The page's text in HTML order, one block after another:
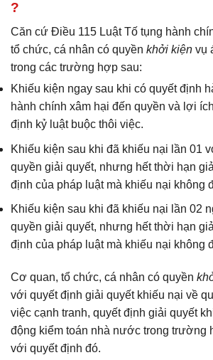
?
Căn cứ Điều 115 Luật Tố tụng hành
tổ chức, cá nhân có quyền khởi kiện vụ
trong các trường hợp sau:
Khiếu kiện ngay sau khi có quyết định
hành chính xâm hại đến quyền và lợi
định kỷ luật buộc thôi việc.
Khiếu kiện sau khi đã khiếu nại lần 01
quyền giải quyết, nhưng hết thời hạn
định của pháp luật mà khiếu nại không
Khiếu kiện sau khi đã khiếu nại lần 02
quyền giải quyết, nhưng hết thời hạn
định của pháp luật mà khiếu nại không
Cơ quan, tổ chức, cá nhân có quyền
với quyết định giải quyết khiếu nại về
việc cạnh tranh, quyết định giải quyết
động kiểm toán nhà nước trong trường
với quyết định đó.